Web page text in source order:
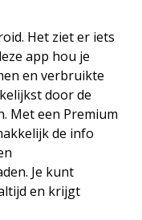
Het ziet er iets
app hou je
en verbruikte
door de
Met een Premium
de info
Je kunt
en krijgt